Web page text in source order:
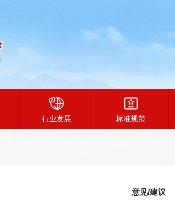
行业发展 标准规范
意见/建议